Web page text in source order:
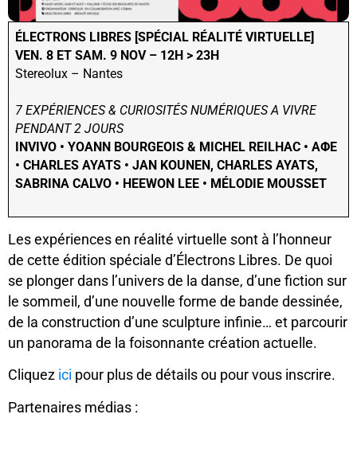
ÉLECTRONS LIBRES [SPÉCIAL RÉALITÉ VIRTUELLE]
VEN. 8 ET SAM. 9 NOV – 12H > 23H
Stereolux – Nantes
7 EXPÉRIENCES & CURIOSITÉS NUMÉRIQUES A VIVRE
PENDANT 2 JOURS
INVIVO • YOANN BOURGEOIS & MICHEL REILHAC • AΦE
• CHARLES AYATS • JAN KOUNEN, CHARLES AYATS,
SABRINA CALVO • HEEWON LEE • MÉLODIE MOUSSET
Les expériences en réalité virtuelle sont à l’honneur
de cette édition spéciale d’Électrons Libres. De quoi
se plonger dans l’univers de la danse, d’une fiction sur
le sommeil, d’une nouvelle forme de bande dessinée,
de la construction d’une sculpture infinie… et parcourir
un panorama de la foisonnante création actuelle.
Cliquez ici pour plus de détails ou pour vous inscrire.
Partenaires médias :